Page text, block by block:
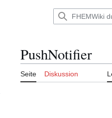
PushNotifier
Seite Diskussion